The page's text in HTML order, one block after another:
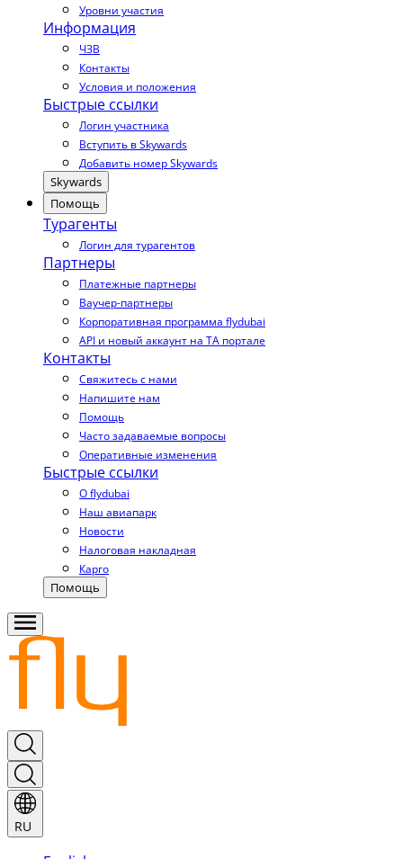
Уровни участия
Информация
ЧЗВ
Контакты
Условия и положения
Быстрые ссылки
Логин участника
Вступить в Skywards
Добавить номер Skywards
Skywards
Помощь
Турагенты
Логин для турагентов
Партнеры
Платежные партнеры
Ваучер-партнеры
Корпоративная программа flydubai
API и новый аккаунт на TA портале
Контакты
Свяжитесь с нами
Напишите нам
Помощь
Часто задаваемые вопросы
Оперативные изменения
Быстрые ссылки
О flydubai
Наш авиапарк
Новости
Налоговая накладная
Карго
Помощь
RU